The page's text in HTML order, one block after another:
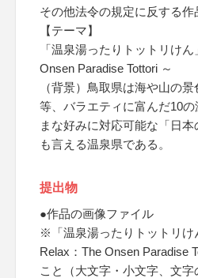
その他法令の規定に反する作
【テーマ】
「温泉湯ったりトットリけ
Onsen Paradise Tottori ～
（背景）鳥取県は海や山の
等、バラエティに富んだ10
まな好みに対応可能な「日
も言える温泉県である。
提出物
●作品の画像ファイル
※「温泉湯ったりトットリけ
Relax：The Onsen Paradise
こと（大文字・小文字、文